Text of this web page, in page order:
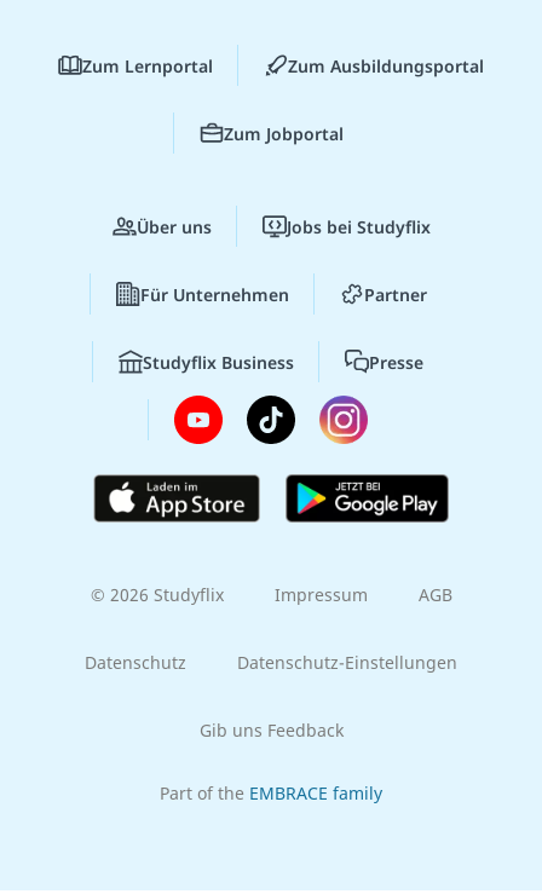
Zum Lernportal Zum Ausbildungsportal
Zum Jobportal
Über uns Jobs bei Studyflix
Für Unternehmen Partner
Studyflix Business Presse
© 2026 Studyflix Impressum AGB
Datenschutz Datenschutz-Einstellungen
Gib uns Feedback
Part of the EMBRACE family